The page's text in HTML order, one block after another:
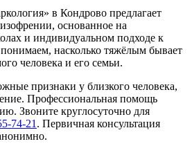
в Кондрово предлагает
основанное на
и индивидуальном подходе к
насколько тяжёлым бывает
человека и его семьи.
признаки у близкого человека,
Профессиональная помощь
Звоните круглосуточно для
74-21 . Первичная консультация